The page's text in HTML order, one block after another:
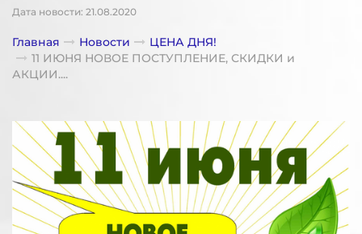
Дата новости: 21.08.2020
Главная Новости
ЦЕНА ДНЯ!
11 ИЮНЯ НОВОЕ ПОСТУПЛЕНИЕ, СКИДКИ и
АКЦИИ....